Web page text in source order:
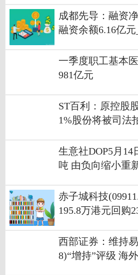
成都先导：融资
融资余额6.16亿
一季度职工基本
981亿元
ST百利：原控股
1%股份将被司法
生意社DOP5月14
吨 由负向缩小重
赤子城科技
195.8万港元回购
西部证券：维持
8)“增持”评级 海